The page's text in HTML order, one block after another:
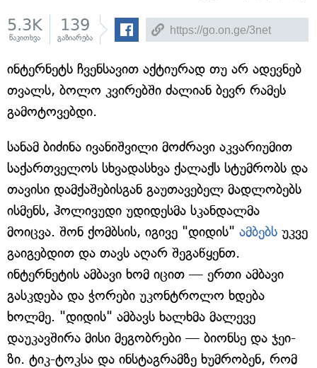
5.3K
წაკითხვა
139
გაზიარება
ინტერნეტს ჩვენსავით აქტიურად თუ არ ადევნებ
თვალს, ბოლო კვირებში ძალიან ბევრ რამეს
გამოტოვებდი.
სანამ ბიძინა ივანიშვილი მოძრავი აკვარიუმით
საქართველოს სხვადასხვა ქალაქს სტუმრობს და
თავისი დამქაშებისგან გაუთავებელ მადლობებს
ისმენს, ჰოლივუდი უდიდესმა სკანდალმა
მოიცვა. შონ ქომბსის, იგივე "დიდის" ამბებს უკვე
გაიგებდით და თავს აღარ შეგაწყენთ.
ინტერნეტის ამბავი ხომ იცით — ერთი ამბავი
გასკდება და ჭორები უკონტროლო ხდება
ხოლმე. "დიდის" ამბავს ხალხმა მალევე
დაუკავშირა მისი მეგობრები — ბიონსე და ჯეი-
ზი. ტიკ-ტოკსა და ინსტაგრამზე ხუმრობენ, რომ